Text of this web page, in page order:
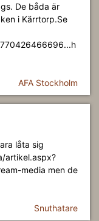
De båda är
i Kärrtorp.Se
AFA Stockholm
låta sig
artikel.aspx?
media men de
Snuthatare